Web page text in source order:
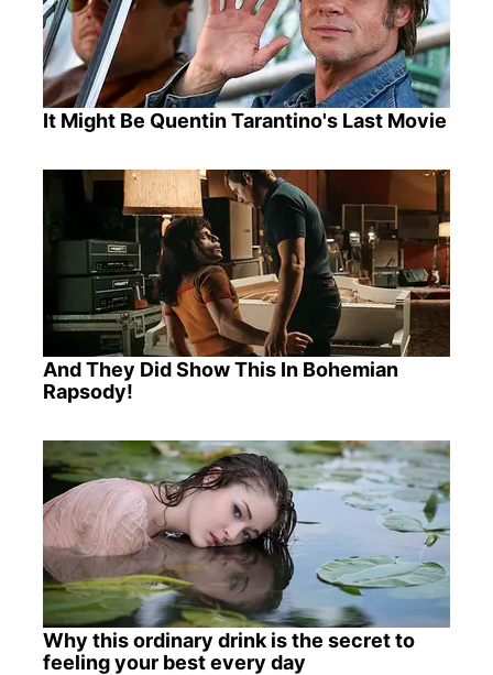
It Might Be Quentin Tarantino's Last Movie
And They Did Show This In Bohemian
Rapsody!
Why this ordinary drink is the secret to
feeling your best every day